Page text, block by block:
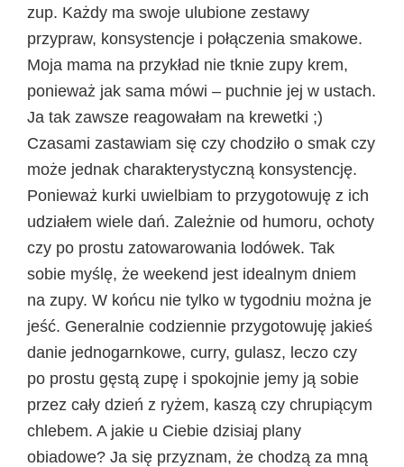
zup. Każdy ma swoje ulubione zestawy
przypraw, konsystencje i połączenia smakowe.
Moja mama na przykład nie tknie zupy krem,
ponieważ jak sama mówi – puchnie jej w ustach.
Ja tak zawsze reagowałam na krewetki ;)
Czasami zastawiam się czy chodziło o smak czy
może jednak charakterystyczną konsystencję.
Ponieważ kurki uwielbiam to przygotowuję z ich
udziałem wiele dań. Zależnie od humoru, ochoty
czy po prostu zatowarowania lodówek. Tak
sobie myślę, że weekend jest idealnym dniem
na zupy. W końcu nie tylko w tygodniu można je
jeść. Generalnie codziennie przygotowuję jakieś
danie jednogarnkowe, curry, gulasz, leczo czy
po prostu gęstą zupę i spokojnie jemy ją sobie
przez cały dzień z ryżem, kaszą czy chrupiącym
chlebem. A jakie u Ciebie dzisiaj plany
obiadowe? Ja się przyznam, że chodzą za mną